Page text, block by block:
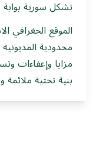
تشكل سورية بوابة
الموقع الجغرافي
محدودية المديونية
مزايا وإعفاءات
بنية تحتية ملائمة